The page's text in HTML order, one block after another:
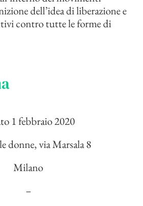
dell’idea di liberazione e
contro tutte le forme di
1 febbraio 2020
donne, via Marsala 8
Milano
–